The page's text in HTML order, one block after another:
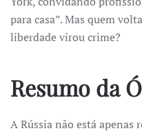
para casa”. Mas quem
liberdade virou crime?
Resumo da
A Rússia não está